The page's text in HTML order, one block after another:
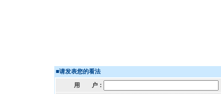
■请发表您的看法
用 户：